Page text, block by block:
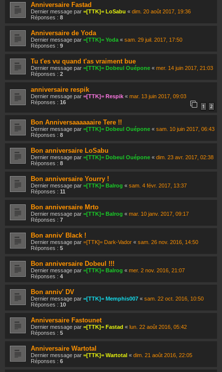
Anniversaire Fastad
Dernier message par =[TTK]= LoSabu « dim. 20 août 2017, 19:36
Réponses : 8
Anniversaire de Yoda
Dernier message par =[TTK]= Yoda « sam. 29 juil. 2017, 17:50
Réponses : 9
Tu t'es vu quand t'as vraiment bue
Dernier message par =[TTK]= Dobeul Ouépone « mer. 14 juin 2017, 21:03
Réponses : 2
anniversaire respik
Dernier message par =[TTK]= Respik « mar. 13 juin 2017, 09:03
Réponses : 16
1 2
Bon Anniversaaaaaaire Tere !!
Dernier message par =[TTK]= Dobeul Ouépone « sam. 10 juin 2017, 06:43
Réponses : 8
Bon anniversaire LoSabu
Dernier message par =[TTK]= Dobeul Ouépone « dim. 23 avr. 2017, 02:38
Réponses : 8
Bon anniversaire Yourry !
Dernier message par =[TTK]= Balrog « sam. 4 févr. 2017, 13:37
Réponses : 11
Bon anniversaire Mrto
Dernier message par =[TTK]= Balrog « mar. 10 janv. 2017, 09:17
Réponses : 7
Bon anniv' Black !
Dernier message par =[TTK]= Dark-Vador « sam. 26 nov. 2016, 14:50
Réponses : 5
Bon anniversaire Dobeul !!!
Dernier message par =[TTK]= Balrog « mer. 2 nov. 2016, 21:07
Réponses : 4
Bon anniv' DV
Dernier message par =[TTK]= Memphis007 « sam. 22 oct. 2016, 10:50
Réponses : 10
Anniversaire Fastounet
Dernier message par =[TTK]= Fastad « lun. 22 août 2016, 05:42
Réponses : 5
Anniversaire Wartotal
Dernier message par =[TTK]= Wartotal « dim. 21 août 2016, 22:05
Réponses : 6